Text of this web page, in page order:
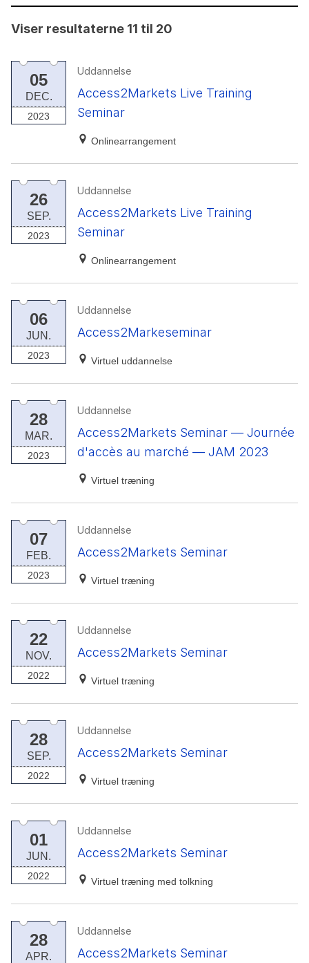
Viser resultaterne 11 til 20
05
DEC.
2023
Uddannelse
Access2Markets Live Training
Seminar
Onlinearrangement
26
SEP.
2023
Uddannelse
Access2Markets Live Training
Seminar
Onlinearrangement
06
JUN.
2023
Uddannelse
Access2Markeseminar
Virtuel uddannelse
28
MAR.
2023
Uddannelse
Access2Markets Seminar — Journée
d'accès au marché — JAM 2023
Virtuel træning
07
FEB.
2023
Uddannelse
Access2Markets Seminar
Virtuel træning
22
NOV.
2022
Uddannelse
Access2Markets Seminar
Virtuel træning
28
SEP.
2022
Uddannelse
Access2Markets Seminar
Virtuel træning
01
JUN.
2022
Uddannelse
Access2Markets Seminar
Virtuel træning med tolkning
28
APR.
Uddannelse
Access2Markets Seminar